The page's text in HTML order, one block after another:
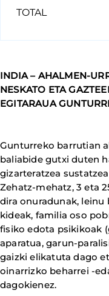
TOTAL
INDIA – AHALMEN-
NESKATO ETA
EGITARAUA
Gunturreko barrutian
baliabide gutxi duten
gizarteratzea
Zehatz-mehatz, 3 eta
dira onuradunak,
kideak, familia oso
fisiko edota psikikoak
aparatua, garun-
gaizki elikatuta dago
oinarrizko beharrei -
dagokienez.